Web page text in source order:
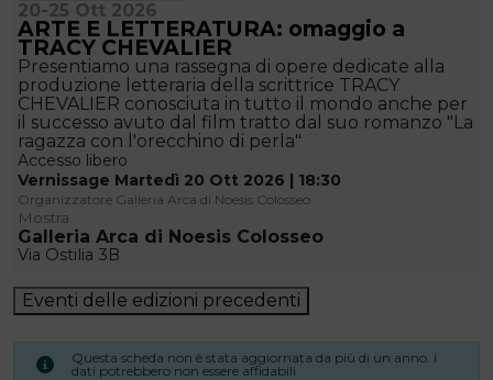
20-25 Ott 2026
ARTE E LETTERATURA: omaggio a
TRACY CHEVALIER
Presentiamo una rassegna di opere dedicate alla
produzione letteraria della scrittrice TRACY
CHEVALIER conosciuta in tutto il mondo anche per
il successo avuto dal film tratto dal suo romanzo "La
ragazza con l'orecchino di perla"
Accesso libero
Vernissage Martedì 20 Ott 2026 | 18:30
Organizzatore Galleria Arca di Noesis Colosseo
Mostra
Galleria Arca di Noesis Colosseo
Via Ostilia 3B
Eventi delle edizioni precedenti
Questa scheda non è stata aggiornata da più di un anno. i
dati potrebbero non essere affidabili